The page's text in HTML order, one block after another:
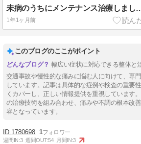
未病のうちにメンテナ
1年1ヶ月前
このブログのここがポイント
幅広い症状に対応できる整体と
交通事故や慢性的な痛みに悩む人に向けて、専
しています。記事は具体的な症例や検査の重要
くカバーし、正しい情報提供を重視しています
の治療技術を組み合わせ、痛みや不調の根本改
容となっています。
1780698 1
週間IN:3 週間OUT:54 月間IN:3